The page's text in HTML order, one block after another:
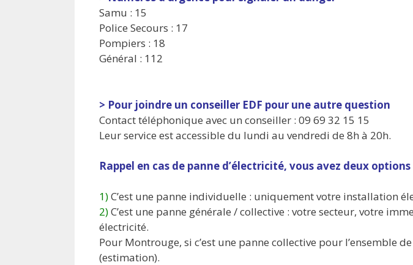
Samu : 15
Police Secours : 17
Pompiers : 18
Général : 112
> Pour joindre un conseiller EDF pour une autre question
Contact téléphonique avec un conseiller : 09 69 32 15 15
Leur service est accessible du lundi au vendredi de 8h à 20h.
Rappel en cas de panne d’électricité, vous avez deux options
1)C’est une panne individuelle : uniquement votre installation
2)C’est une panne générale / collective : votre secteur, votre
électricité.
Pour Montrouge, si c’est une panne collective pour l’ensemble
(estimation).